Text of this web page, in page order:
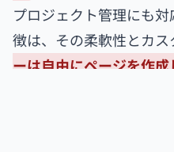
プロジェクト管理にも
徴は、その柔軟性とカス
ーは自由にページを作